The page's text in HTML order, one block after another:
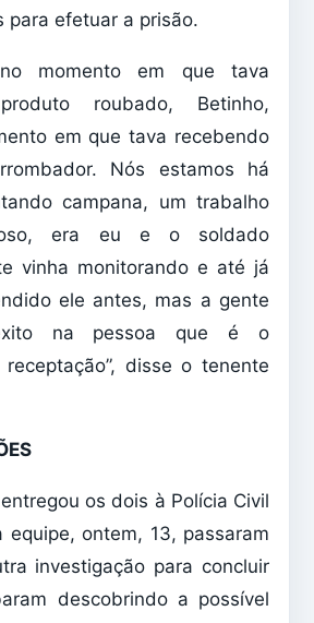
para efetuar a prisão.
momento em que tava
roubado, Betinho,
em que tava recebendo
Nós estamos há
campana, um trabalho
era eu e o soldado
vinha monitorando e até já
ele antes, mas a gente
na pessoa que é o
disse o tenente
os dois à Polícia Civil
ontem, 13, passaram
investigação para concluir
descobrindo a possível